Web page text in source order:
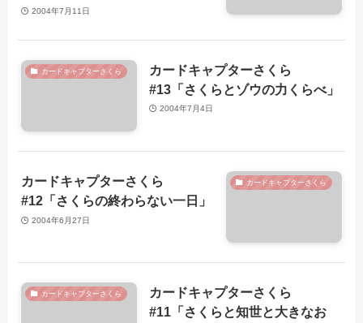
2004年7月11日
カードキャプターさくら
カードキャプターさくら
#13「さくらとゾウの力くらべ」
2004年7月4日
カードキャプターさくら
カードキャプターさくら
#12「さくらの終わらない一日」
2004年6月27日
カードキャプターさくら
カードキャプターさくら
#11「さくらと知世と大きなお